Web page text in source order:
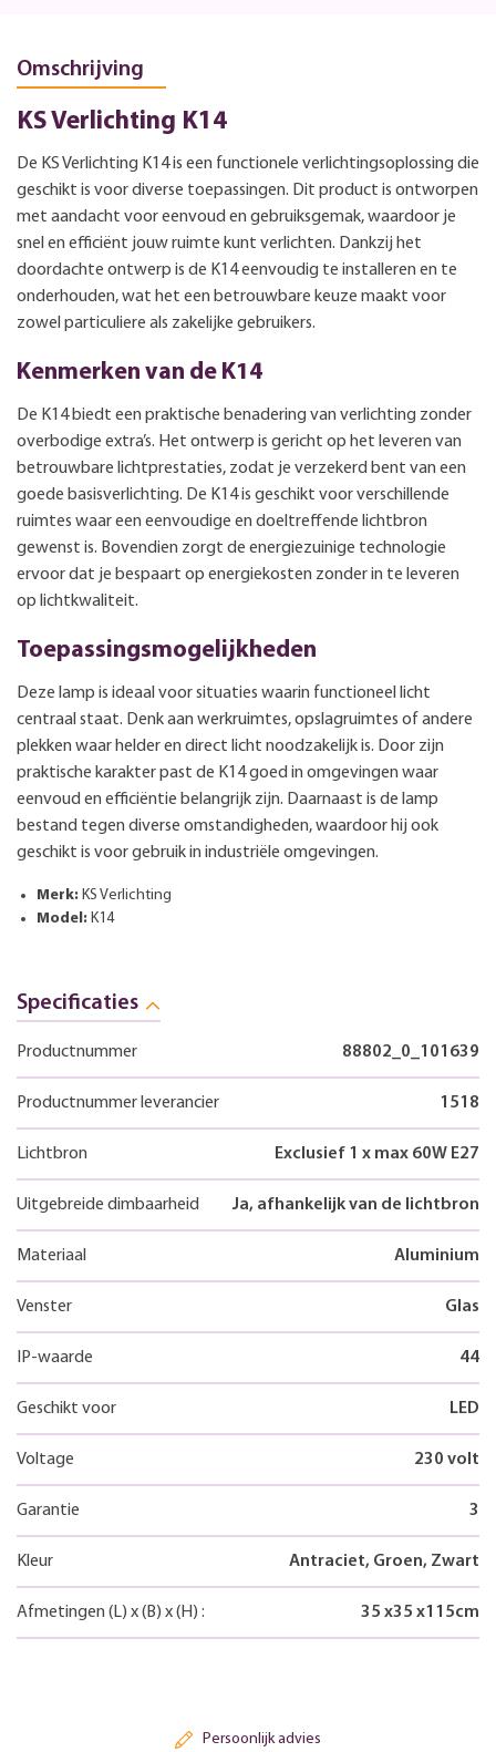
Omschrijving
KS Verlichting K14
De KS Verlichting K14 is een functionele verlichtingsoplossing die
geschikt is voor diverse toepassingen. Dit product is ontworpen
met aandacht voor eenvoud en gebruiksgemak, waardoor je
snel en efficiënt jouw ruimte kunt verlichten. Dankzij het
doordachte ontwerp is de K14 eenvoudig te installeren en te
onderhouden, wat het een betrouwbare keuze maakt voor
zowel particuliere als zakelijke gebruikers.
Kenmerken van de K14
De K14 biedt een praktische benadering van verlichting zonder
overbodige extra’s. Het ontwerp is gericht op het leveren van
betrouwbare lichtprestaties, zodat je verzekerd bent van een
goede basisverlichting. De K14 is geschikt voor verschillende
ruimtes waar een eenvoudige en doeltreffende lichtbron
gewenst is. Bovendien zorgt de energiezuinige technologie
ervoor dat je bespaart op energiekosten zonder in te leveren
op lichtkwaliteit.
Toepassingsmogelijkheden
Deze lamp is ideaal voor situaties waarin functioneel licht
centraal staat. Denk aan werkruimtes, opslagruimtes of andere
plekken waar helder en direct licht noodzakelijk is. Door zijn
praktische karakter past de K14 goed in omgevingen waar
eenvoud en efficiëntie belangrijk zijn. Daarnaast is de lamp
bestand tegen diverse omstandigheden, waardoor hij ook
geschikt is voor gebruik in industriële omgevingen.
Merk: KS Verlichting
Model: K14
Specificaties
Productnummer 88802_0_101639
Productnummer leverancier 1518
Lichtbron Exclusief 1 x max 60W E27
Uitgebreide dimbaarheid Ja, afhankelijk van de lichtbron
Materiaal Aluminium
Venster Glas
IP-waarde 44
Geschikt voor LED
Voltage 230 volt
Garantie 3
Kleur Antraciet, Groen, Zwart
Afmetingen (L) x(B) x(H) : 35 x35 x115cm
Persoonlijk advies